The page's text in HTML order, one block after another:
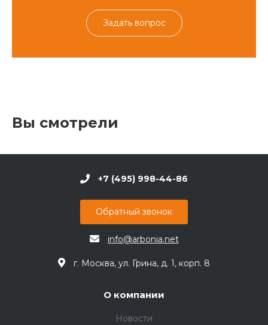
Задать вопрос
Вы смотрели
+7 (495) 998-44-86
Обратный звонок
info@arbonia.net
г. Москва, ул. Грина, д. 1, корп. 8
О компании
Новости